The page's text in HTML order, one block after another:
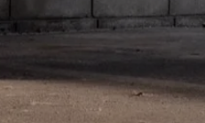
Cali, Barranquilla
sedes.